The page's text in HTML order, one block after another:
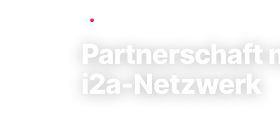
Partnerschaft
i2a-Netzwerk